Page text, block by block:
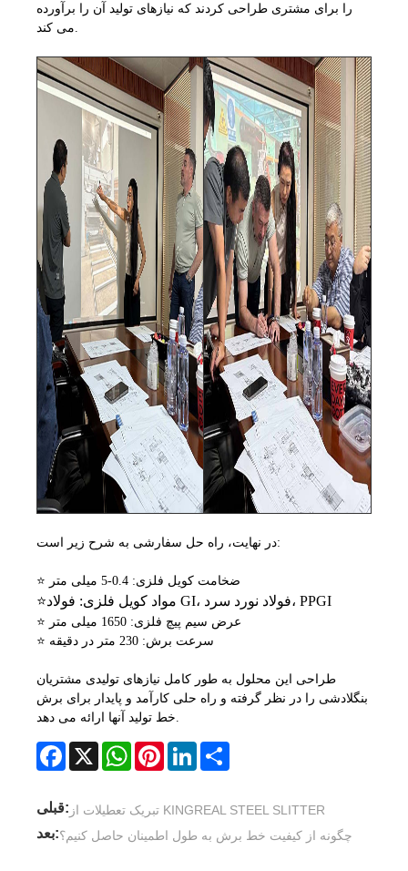
را برای مشتری طراحی کردند که نیازهای تولید آن را برآورده
در نهایت، راه حل سفارشی به شرح زیر است:
⭐ ضخامت کویل فلزی: 0.4-5 میلی متر
⭐ مواد کویل فلزی: فولاد GI، فولاد نورد سرد، PPGI
⭐ عرض سیم پیچ فلزی: 1650 میلی متر
⭐ سرعت برش: 230 متر در دقیقه
طراحی این محلول به طور کامل نیازهای تولیدی مشتریان
بنگلادشی را در نظر گرفته و راه حلی کارآمد و پایدار برای برش
Facebook
X WhatsAppPinterestLinkedIn
قبلی: تبریک تعطیلات از KINGREAL STEEL SLITTER
بعد:چگونه از کیفیت خط برش به طول اطمینان حاصل کنیم؟